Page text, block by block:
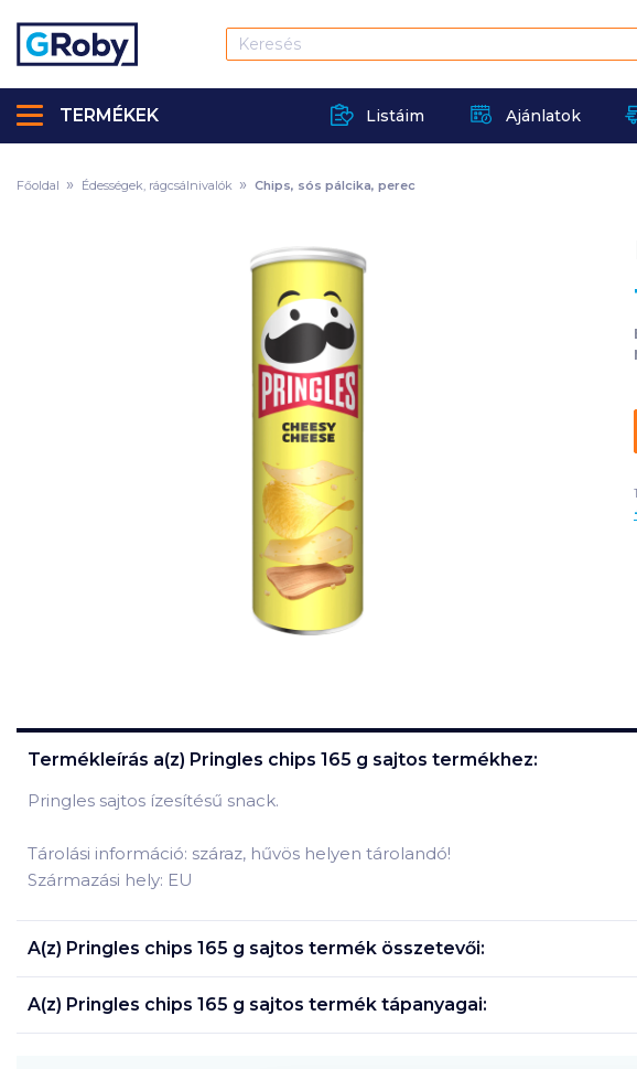
Listáim Ajánlatok
TERMÉKEK
Főoldal Édességek, rágcsálnivalók Chips, sós pálcika, perec
Termékleírás a(z) Pringles chips 165 g sajtos termékhez:
Pringles sajtos ízesítésű snack.
Tárolási információ: száraz, hűvös helyen tárolandó!
Származási hely: EU
A(z) Pringles chips 165 g sajtos termék összetevői:
A(z) Pringles chips 165 g sajtos termék tápanyagai: